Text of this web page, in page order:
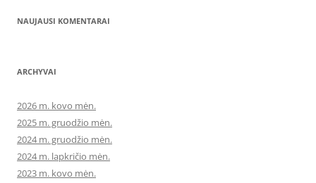
NAUJAUSI KOMENTARAI
ARCHYVAI
2026 m. kovo mėn.
2025 m. gruodžio mėn.
2024 m. gruodžio mėn.
2024 m. lapkričio mėn.
2023 m. kovo mėn.